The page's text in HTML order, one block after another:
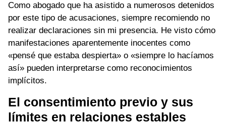
Como abogado que ha asistido a numerosos detenidos
por este tipo de acusaciones, siempre recomiendo no
realizar declaraciones sin mi presencia. He visto cómo
manifestaciones aparentemente inocentes como
«pensé que estaba despierta» o «siempre lo hacíamos
así» pueden interpretarse como reconocimientos
implícitos.
El consentimiento previo y sus
límites en relaciones estables